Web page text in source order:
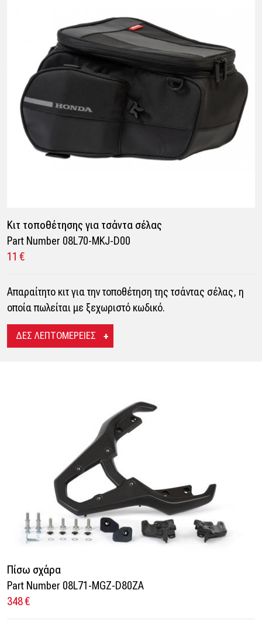
Kιτ τοποθέτησης για τσάντα σέλας
Part Number 08L70-MKJ-D00
11 €
Απαραίτητο κιτ για την τοποθέτηση της τσάντας σέλας, η
οποία πωλείται με ξεχωριστό κωδικό.
ΔΕΣ ΛΕΠΤΟΜΕΡΕΙΕΣ
Πίσω σχάρα
Part Number 08L71-MGZ-D80ZA
348 €